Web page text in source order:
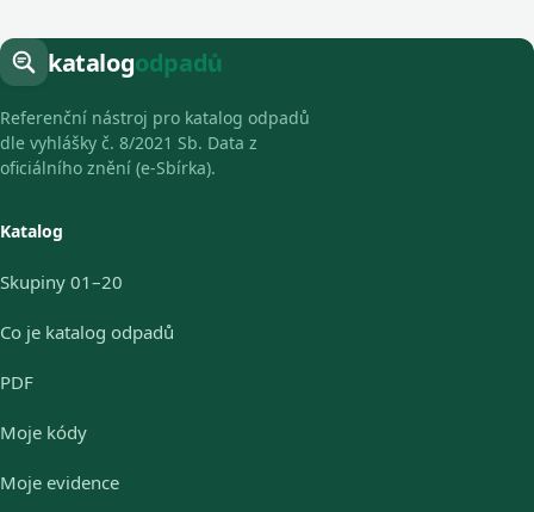
katalogodpadů
Referenční nástroj pro katalog odpadů
dle vyhlášky č. 8/2021 Sb. Data z
oficiálního znění (e-Sbírka).
Katalog
Skupiny 01–20
Co je katalog odpadů
PDF
Moje kódy
Moje evidence